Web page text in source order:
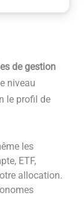
de gestion
niveau
le profil de
les
ETF,
allocation.